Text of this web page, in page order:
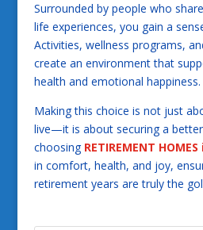
Surrounded by people who
life experiences, you gain a
Activities, wellness programs,
create an environment that
health and emotional happiness.
Making this choice is not just
live—it is about securing a
choosing RETIREMENT
in comfort, health, and joy,
retirement years are truly the